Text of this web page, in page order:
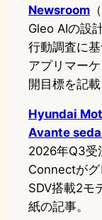
Newsroom
Gleo AIの設
行動調査に
アプリマー
開目標を記
Hyundai
Avante
2026年Q3受
Connectが
SDV搭載2モ
紙の記事。